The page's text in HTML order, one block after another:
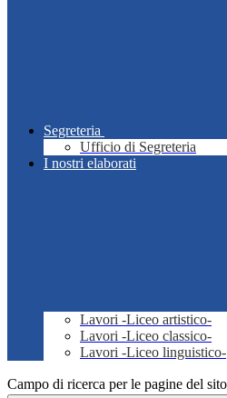
Segreteria
Ufficio di Segreteria
I nostri elaborati
Lavori -Liceo artistico-
Lavori -Liceo classico-
Lavori -Liceo linguistico-
Campo di ricerca per le pagine del sito